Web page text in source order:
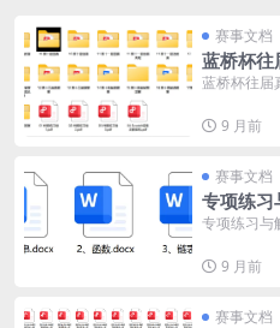
赛事文档
蓝桥杯往
蓝桥杯往届
9 月前
赛事文档
专项练
专项练习与
9 月前
赛事文档